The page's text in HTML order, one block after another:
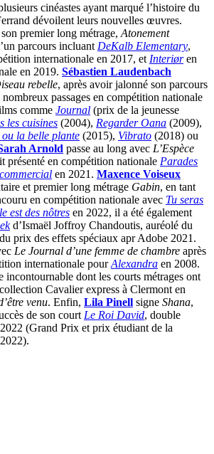
cinéastes ayant marqué l’histoire du
dévoilent leurs nouvelles œuvres.
premier long métrage, Atonement
parcours incluant DeKalb Elementary,
internationale en 2017, et Interiøren
en 2019. Sébastien Laudenbach
rebelle, après avoir jalonné son parcours
passages en compétition nationale
comme Journal (prix de la jeunesse
les cuisines (2004), Regarder Oana (2009),
ou la belle plante (2015), Vibrato (2018) ou
Arnold passe au long avec L’Espèce
présenté en compétition nationale Parades
en 2021. Maxence Voiseux
et premier long métrage Gabin, en tant
en compétition nationale avec Tu seras
est des nôtres en 2022, il a été également
d’Ismaël Joffroy Chandoutis, auréolé du
prix des effets spéciaux apr Adobe 2021.
Le Journal d’une femme de chambre après
internationale pourAlexandra en 2008.
incontournable dont les courts métrages ont
Cavalier express à Clermont en
venu. Enfin, Lila Pinell signe Shana,
de son court Le Roi David, double
(Grand Prix et prix étudiant de la